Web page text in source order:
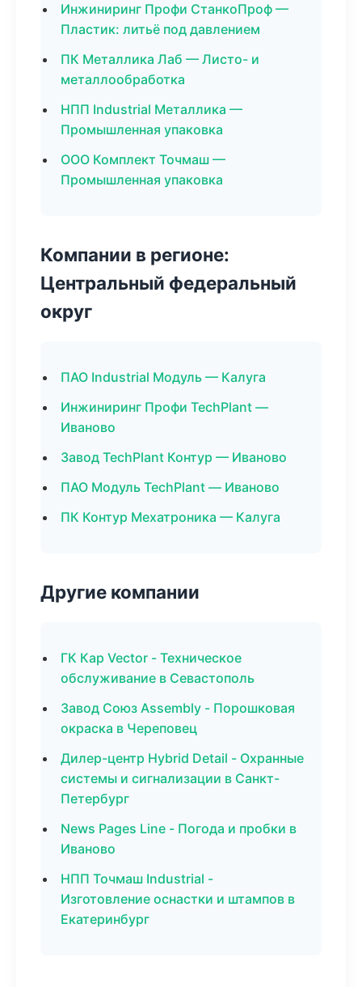
Инжиниринг Профи СтанкоПроф —
Пластик: литьё под давлением
ПК Металлика Лаб — Листо- и
металлообработка
НПП Industrial Металлика —
Промышленная упаковка
ООО Комплект Точмаш —
Промышленная упаковка
Компании в регионе:
Центральный федеральный
округ
ПАО Industrial Модуль — Калуга
Инжиниринг Профи TechPlant —
Иваново
Завод TechPlant Контур — Иваново
ПАО Модуль TechPlant — Иваново
ПК Контур Мехатроника — Калуга
Другие компании
ГК Кар Vector - Техническое
обслуживание в Севастополь
Завод Союз Assembly - Порошковая
окраска в Череповец
Дилер-центр Hybrid Detail - Охранные
системы и сигнализации в Санкт-
Петербург
News Pages Line - Погода и пробки в
Иваново
НПП Точмаш Industrial -
Изготовление оснастки и штампов в
Екатеринбург